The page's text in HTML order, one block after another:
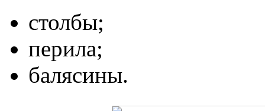
столбы;
перила;
балясины.